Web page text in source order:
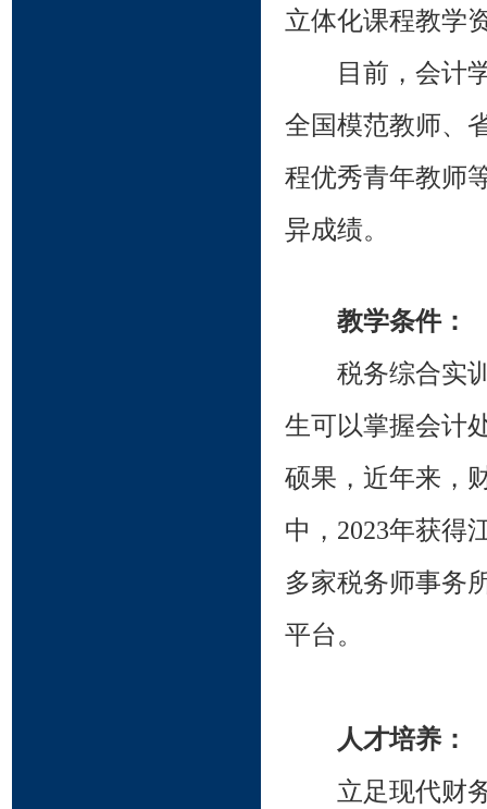
立体化课程教学
目前，会计
全国模范教师、
程优秀青年教师
异成绩。
教学条件：
税务综合实
生可以掌握会计
硕果，近年来，
中，2023年获得
多家税务师事务
平台。
人才培养：
立足现代财